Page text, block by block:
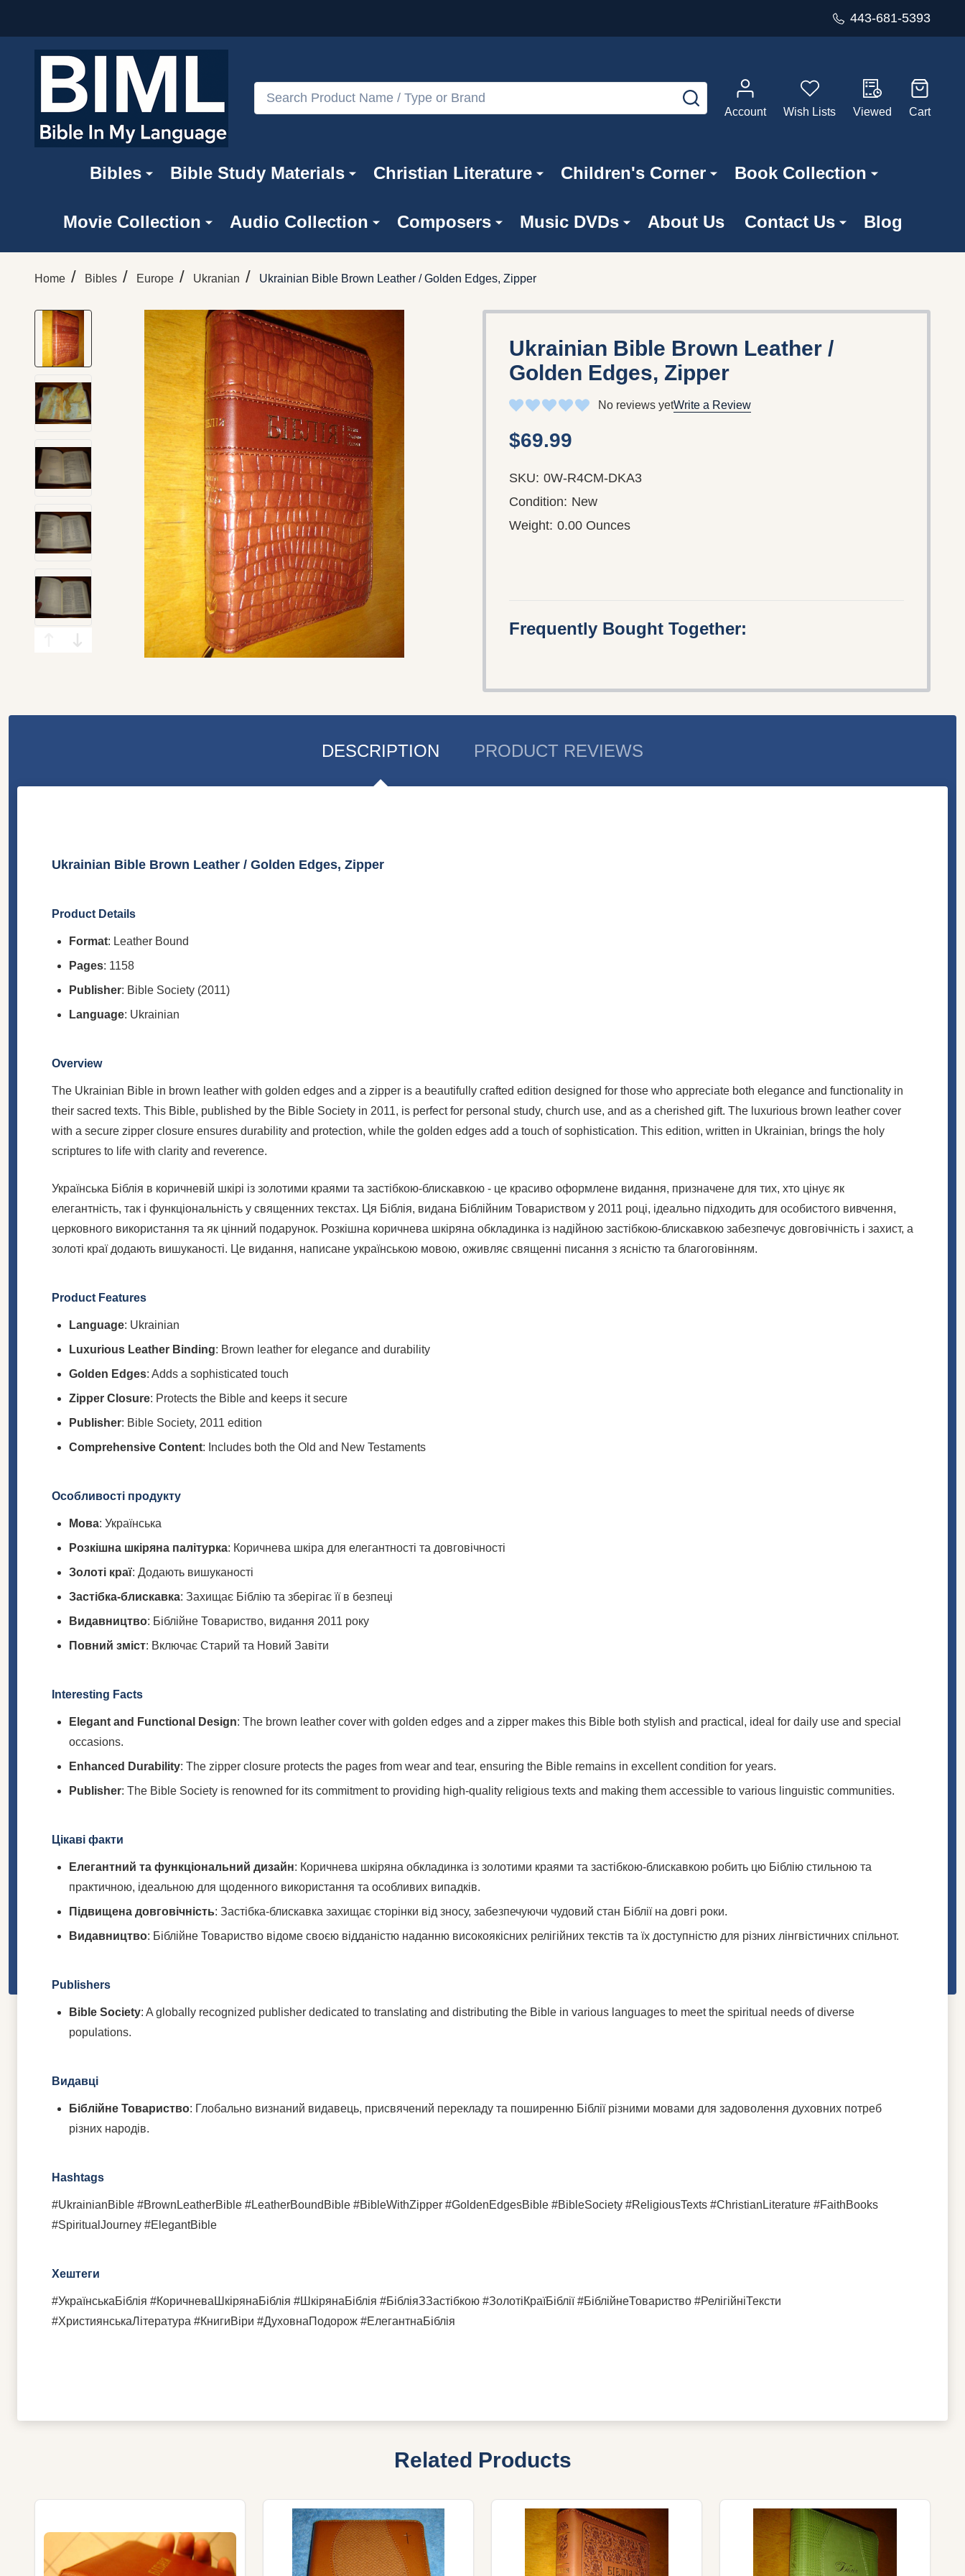
443-681-5393
Search
SEARCH
Account
Wish Lists Viewed Cart
Bibles Bible Study Materials Christian Literature Children's Corner Book Collection
Movie Collection Audio Collection Composers Music DVDs About Us Contact Us Blog
Home / Bibles / Europe / Ukranian / Ukrainian Bible Brown Leather / Golden Edges, Zipper
Ukrainian Bible Brown Leather /
Golden Edges, Zipper
No reviews yetWrite a Review
$69.99
SKU: 0W-R4CM-DKA3
Condition: New
Weight: 0.00 Ounces
Frequently Bought Together:
DESCRIPTION PRODUCT REVIEWS
Ukrainian Bible Brown Leather / Golden Edges, Zipper
Product Details
Format: Leather Bound
Pages: 1158
Publisher: Bible Society (2011)
Language: Ukrainian
Overview
The Ukrainian Bible in brown leather with golden edges and a zipper is a beautifully crafted edition designed for those who appreciate both elegance and functionality in
their sacred texts. This Bible, published by the Bible Society in 2011, is perfect for personal study, church use, and as a cherished gift. The luxurious brown leather cover
with a secure zipper closure ensures durability and protection, while the golden edges add a touch of sophistication. This edition, written in Ukrainian, brings the holy
scriptures to life with clarity and reverence.
Українська Біблія в коричневій шкірі із золотими краями та застібкою-блискавкою - це красиво оформлене видання, призначене для тих, хто цінує як
елегантність, так і функціональність у священних текстах. Ця Біблія, видана Біблійним Товариством у 2011 році, ідеально підходить для особистого вивчення,
церковного використання та як цінний подарунок. Розкішна коричнева шкіряна обкладинка із надійною застібкою-блискавкою забезпечує довговічність і захист, а
золоті краї додають вишуканості. Це видання, написане українською мовою, оживляє священні писання з ясністю та благоговінням.
Product Features
Language: Ukrainian
Luxurious Leather Binding: Brown leather for elegance and durability
Golden Edges: Adds a sophisticated touch
Zipper Closure: Protects the Bible and keeps it secure
Publisher: Bible Society, 2011 edition
Comprehensive Content: Includes both the Old and New Testaments
Особливості продукту
Мова: Українська
Розкішна шкіряна палітурка: Коричнева шкіра для елегантності та довговічності
Золоті краї: Додають вишуканості
Застібка-блискавка: Захищає Біблію та зберігає її в безпеці
Видавництво: Біблійне Товариство, видання 2011 року
Повний зміст: Включає Старий та Новий Завіти
Interesting Facts
Elegant and Functional Design: The brown leather cover with golden edges and a zipper makes this Bible both stylish and practical, ideal for daily use and special
occasions.
Enhanced Durability: The zipper closure protects the pages from wear and tear, ensuring the Bible remains in excellent condition for years.
Publisher: The Bible Society is renowned for its commitment to providing high-quality religious texts and making them accessible to various linguistic communities.
Цікаві факти
Елегантний та функціональний дизайн: Коричнева шкіряна обкладинка із золотими краями та застібкою-блискавкою робить цю Біблію стильною та
практичною, ідеальною для щоденного використання та особливих випадків.
Підвищена довговічність: Застібка-блискавка захищає сторінки від зносу, забезпечуючи чудовий стан Біблії на довгі роки.
Видавництво: Біблійне Товариство відоме своєю відданістю наданню високоякісних релігійних текстів та їх доступністю для різних лінгвістичних спільнот.
Publishers
Bible Society: A globally recognized publisher dedicated to translating and distributing the Bible in various languages to meet the spiritual needs of diverse
populations.
Видавці
Біблійне Товариство: Глобально визнаний видавець, присвячений перекладу та поширенню Біблії різними мовами для задоволення духовних потреб
різних народів.
Hashtags
#UkrainianBible #BrownLeatherBible #LeatherBoundBible #BibleWithZipper #GoldenEdgesBible #BibleSociety #ReligiousTexts #ChristianLiterature #FaithBooks
#SpiritualJourney #ElegantBible
Хештеги
#УкраїнськаБіблія #КоричневаШкірянаБіблія #ШкірянаБіблія #БібліяЗЗастібкою #ЗолотіКраїБіблії #БіблійнеТовариство #РелігійніТексти
#ХристиянськаЛітература #КнигиВіри #ДуховнаПодорож #ЕлегантнаБіблія
Related Products